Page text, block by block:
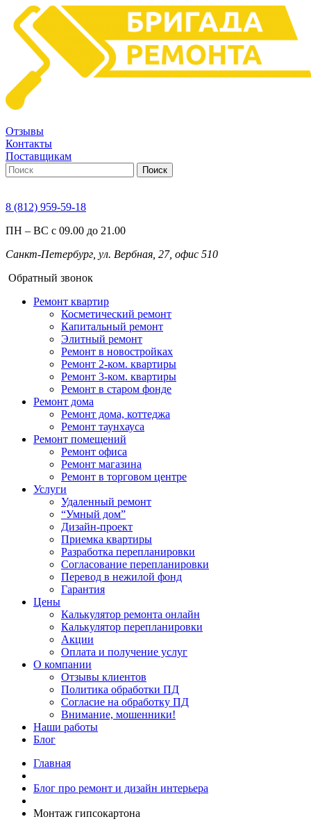
Отзывы
Контакты
Поставщикам
Поиск
8 (812) 959-59-18
ПН – ВС с 09.00 до 21.00
Санкт-Петербург, ул. Вербная, 27, офис 510
Обратный звонок
Ремонт квартир
Косметический ремонт
Капитальный ремонт
Элитный ремонт
Ремонт в новостройках
Ремонт 2-ком. квартиры
Ремонт 3-ком. квартиры
Ремонт в старом фонде
Ремонт дома
Ремонт дома, коттеджа
Ремонт таунхауса
Ремонт помещений
Ремонт офиса
Ремонт магазина
Ремонт в торговом центре
Услуги
Удаленный ремонт
“Умный дом”
Дизайн-проект
Приемка квартиры
Разработка перепланировки
Согласование перепланировки
Перевод в нежилой фонд
Гарантия
Цены
Калькулятор ремонта онлайн
Калькулятор перепланировки
Акции
Оплата и получение услуг
О компании
Отзывы клиентов
Политика обработки ПД
Согласие на обработку ПД
Внимание, мошенники!
Наши работы
Блог
Главная
Блог про ремонт и дизайн интерьера
Монтаж гипсокартона